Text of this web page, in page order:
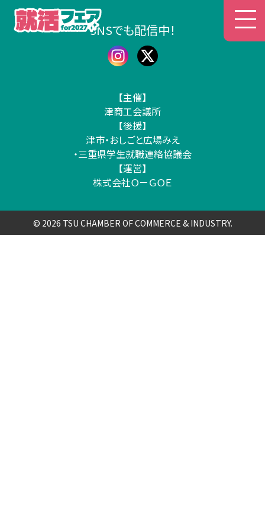
津商工会議所 就活
SNSでも配信中！
【主催】
津商工会議所
【後援】
津市・おしごと広場みえ
・三重県学生就職連絡協議会
【運営】
株式会社Ｏ－ＧＯＥ
© 2026 TSU CHAMBER OF COMMERCE & INDUSTRY.